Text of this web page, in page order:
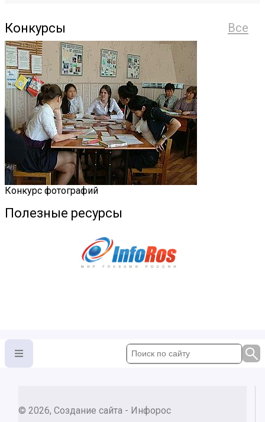
Все
Конкурсы
Конкурс фотографий
Полезные ресурсы
© 2026, Создание сайта - Инфорос